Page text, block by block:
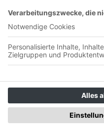
Jetzt in der App abspielen